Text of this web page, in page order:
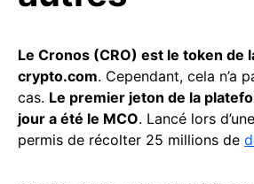
Le Cronos (CRO) est le token de
crypto.com. Cependant, cela n’a
cas. Le premier jeton de la
jour a été le MCO. Lancé lors
permis de récolter 25 millions de